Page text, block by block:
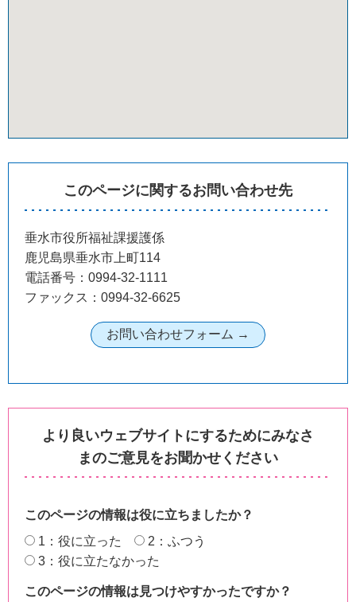
このページに関するお問い合わせ先
垂水市役所福祉課援護係
鹿児島県垂水市上町114
電話番号：0994-32-1111
ファックス：0994-32-6625
より良いウェブサイトにするためにみなさ
まのご意見をお聞かせください
このページの情報は役に立ちましたか？
1：役に立った
2：ふつう
3：役に立たなかった
このページの情報は見つけやすかったですか？